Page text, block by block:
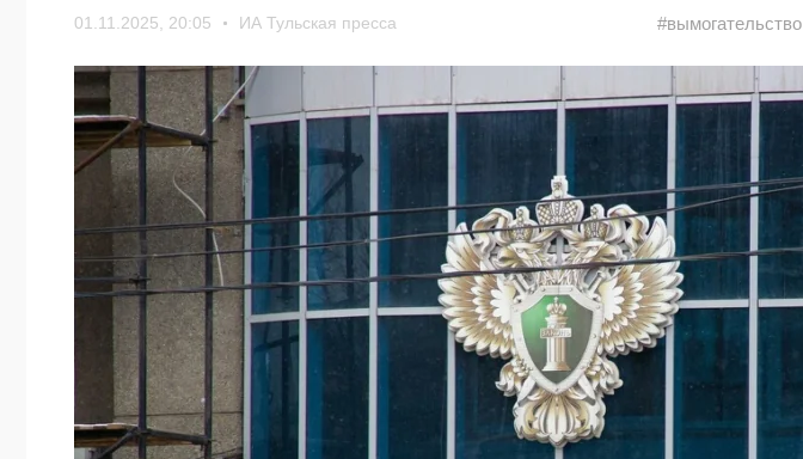
01.11.2025, 20:05 ИА Тульская пресса #вымогательство